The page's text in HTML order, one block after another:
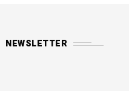
NEWSLETTER